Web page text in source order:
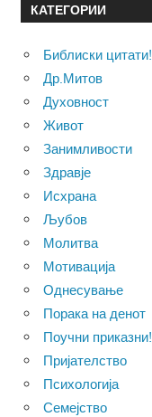
КАТЕГОРИИ
Библиски цитати!
Др.Митов
Духовност
Живот
Занимливости
Здравје
Исхрана
Љубов
Молитва
Мотивација
Однесување
Порака на денот
Поучни приказни!
Пријателство
Психологија
Семејство